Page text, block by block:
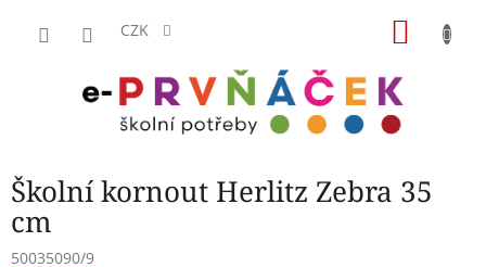
CZK
Školní kornout Herlitz Zebra 35
cm
50035090/9